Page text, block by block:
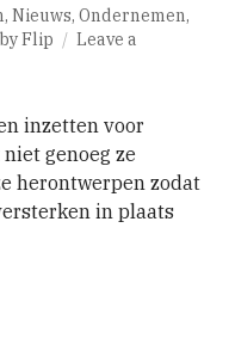
, Nieuws, Ondernemen,
byFlip
Leave a
inzetten voor
genoeg ze
herontwerpen zodat
in plaats